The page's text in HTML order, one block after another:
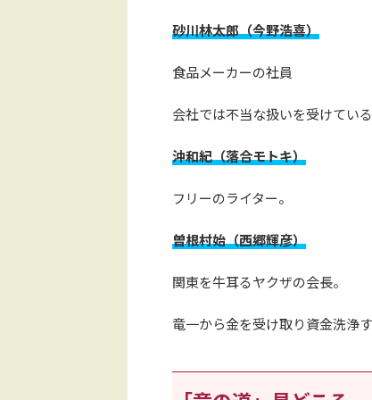
砂川林太郎（今野浩喜）
食品メーカーの社員
会社では不当な扱いを受けてい
沖和紀（落合モトキ）
フリーのライター。
曽根村始（西郷輝彦）
関東を牛耳るヤクザの会長。
竜一から金を受け取り資金洗浄す